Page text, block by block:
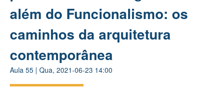
além do Funcionalismo: os
caminhos da arquitetura
contemporânea
Aula 55 | Qua, 2021-06-23 14:00